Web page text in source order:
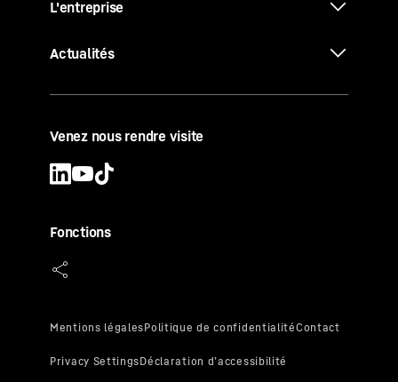
L'entreprise
Actualités
Venez nous rendre visite
Fonctions